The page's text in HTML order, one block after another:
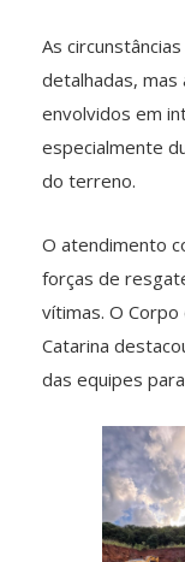
As
detalhadas,
envolvidos em
especialmente
do terreno.
O atendimento
forças de
vítimas. O
Catarina
das equipes